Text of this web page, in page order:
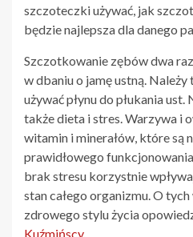
szczoteczki używać, jak
będzie najlepsza dla danego
Szczotkowanie zębów dwa
w dbaniu o jamę ustną.
używać płynu do płukania
także dieta i stres. Warzywa i
witamin i minerałów, które są
prawidłowego
brak stresu korzystnie
stan całego organizmu. O
zdrowego stylu życia
Kuźmińscy.